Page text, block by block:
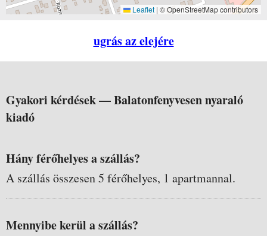
Leaflet | © OpenStreetMap contributors
ugrás az elejére
Gyakori kérdések —Balatonfenyvesen nyaraló
kiadó
Hány férőhelyes a szállás?
A szállás összesen 5 férőhelyes, 1 apartmannal.
Mennyibe kerül a szállás?